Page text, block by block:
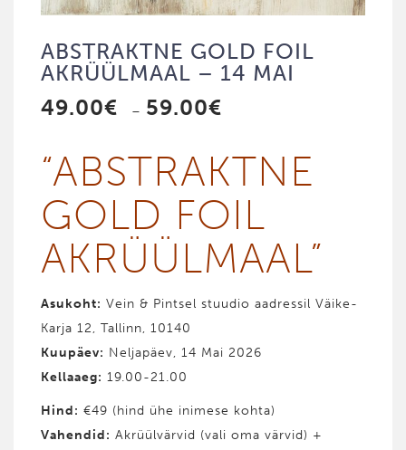
ABSTRAKTNE GOLD FOIL
AKRÜÜLMAAL – 14 MAI
49.00€ – 59.00€
49.00€
through
59.00€
“ABST­RAKT­NE
GOLD FOIL
AKRÜÜL­MAAL”
Asukoht: Vein & Pintsel stuudio aadressil Väike-
Karja 12, Tallinn, 10140
Kuupäev: Neljapäev, 14 Mai 2026
Kellaaeg: 19.00-21.00
Hind: €49 (hind ühe inimese kohta)
Vahendid: Akrüülvärvid (vali oma värvid) +